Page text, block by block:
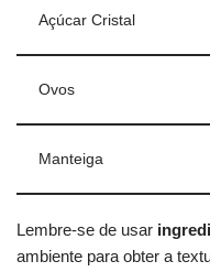
Açúcar Cristal
Ovos
Manteiga
Lembre-se de usar
ambiente para obter a